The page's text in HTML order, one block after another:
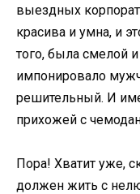
выездных
красива и умна, и
того, была смелой
импонировало
решительный. И
прихожей с
Пора! Хватит уже,
должен жить с